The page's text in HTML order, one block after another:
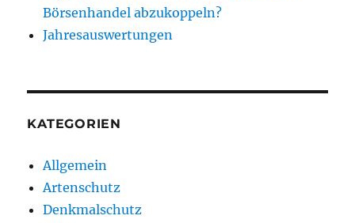
Börsenhandel abzukoppeln?
Jahresauswertungen
KATEGORIEN
Allgemein
Artenschutz
Denkmalschutz